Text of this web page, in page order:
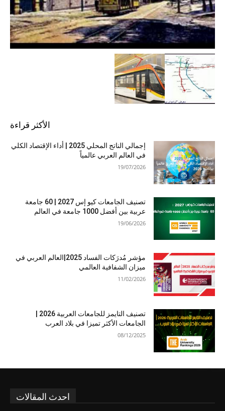
الأكثر قراءة
إجمالي الناتج المحلي 2025 | أداء الإقتصاد الكلي
في العالم العربي عالمياً
19/07/2026
تصنيف الجامعات كيو إس 2027 | 60 جامعة
عربية بين أفضل 1000 جامعة في العالم
19/06/2026
مؤشر مُدرَكات الفساد 2025|العالم العربي في
ميزان الشفافية العالمي
11/02/2026
الجامعات الأكثر تميزا في بلاد العرب
08/12/2025
احدث المقالات